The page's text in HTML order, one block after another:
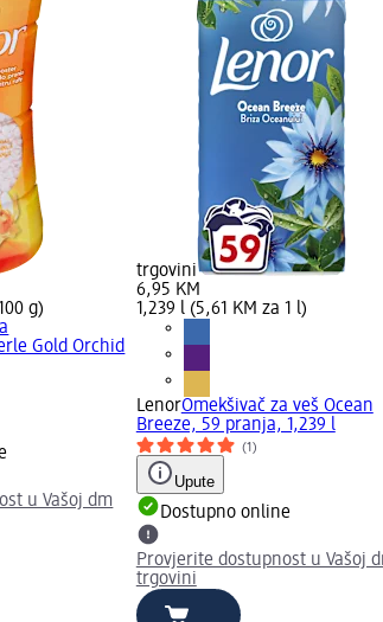
g)
Gold Orchid
u Vašoj dm
trgovini
6,95 KM
1,239 l (5,61 KM za 1 l)
LenorOmekšivač za veš Ocean
Breeze, 59 pranja, 1,239 l
(1)
Upute
Dostupno online
Provjerite dostupnost u Vašoj
trgovini